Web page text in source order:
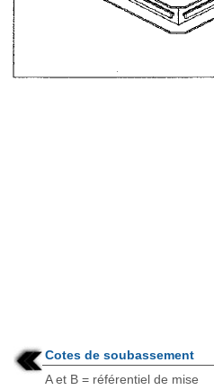
Cotes de soubassement
A et B = référentiel de mise